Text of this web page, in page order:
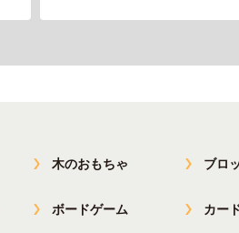
木のおもちゃ ブロ
ボードゲーム カー